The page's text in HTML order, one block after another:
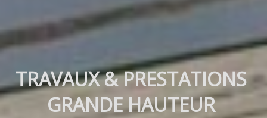
TRAVAUX & PRESTATIONS
GRANDE HAUTEUR